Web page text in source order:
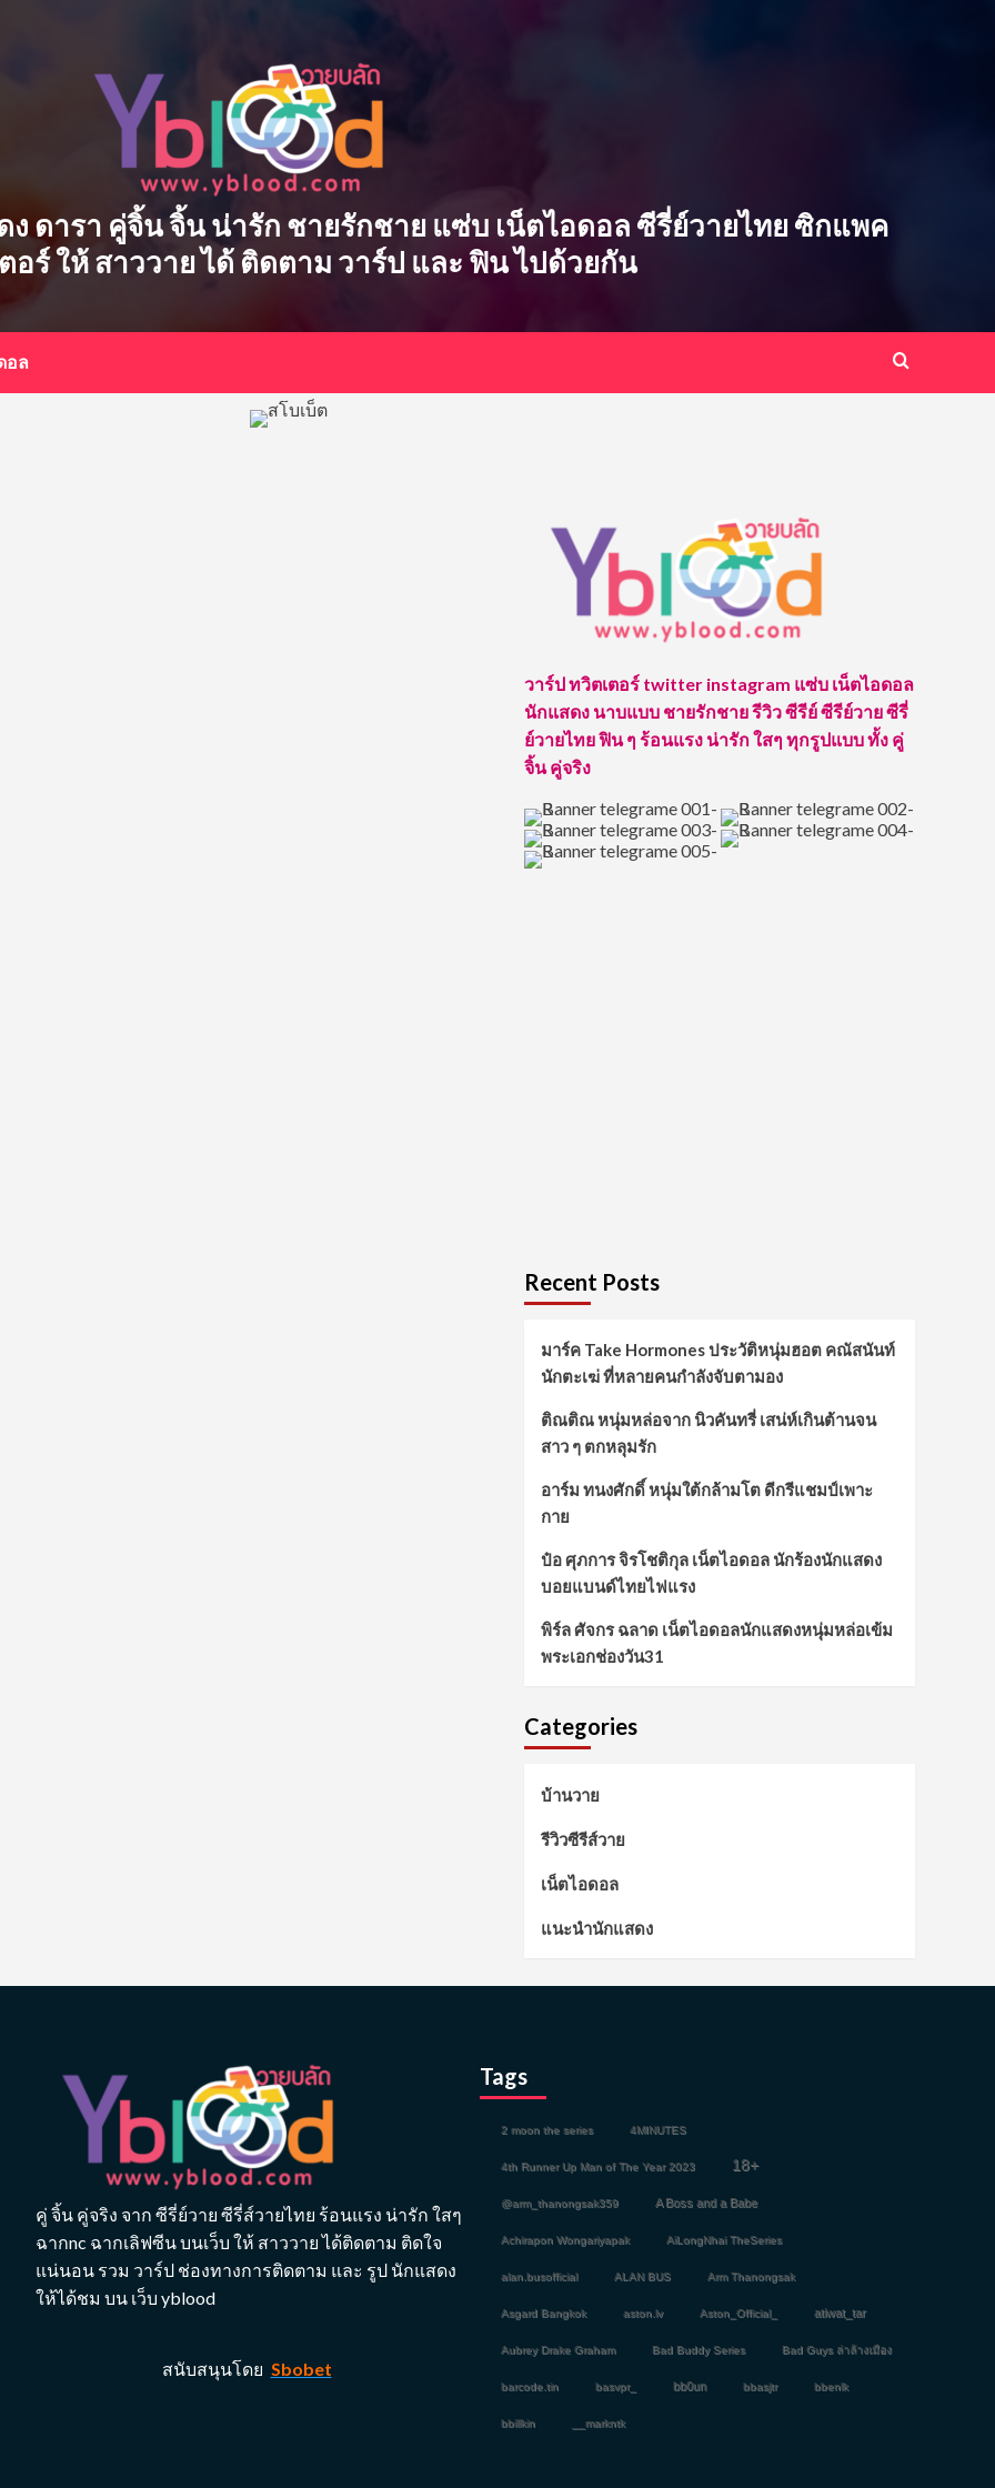
ดารา คู่จิ้น จิ้น น่ารัก ชายรักชาย แซ่บ เน็ตไอดอล ซีรี่ย์วายไทย ซิกแพค
อร์ ให้ สาววาย ได้ ติดตาม วาร์ป และ ฟิน ไปด้วยกัน
อล
วาร์ป ทวิตเตอร์ twitter instagram แซ่บ เน็ตไอดอล
นักแสดง นาบแบบ ชายรักชาย รีวิว ซีรีย์ ซีรีย์วาย ซีรี่
ย์วายไทย ฟิน ๆ ร้อนแรง น่ารัก ใสๆ ทุกรูปแบบ ทั้ง คู่
จิ้น คู่จริง
Recent Posts
มาร์ค Take Hormones ประวัติหนุ่มฮอต คณัสนันท์
นักตะเฆ่ ที่หลายคนกำลังจับตามอง
ติณติณ หนุ่มหล่อจาก นิวคันทรี่ เสน่ห์เกินต้านจน
สาว ๆ ตกหลุมรัก
อาร์ม ทนงศักดิ์ หนุ่มใต้กล้ามโต ดีกรีแชมป์เพาะ
กาย
ป๋อ ศุภการ จิรโชติกุล เน็ตไอดอล นักร้องนักแสดง
บอยแบนด์ไทยไฟแรง
พิร์ล ศัจกร ฉลาด เน็ตไอดอลนักแสดงหนุ่มหล่อเข้ม
พระเอกช่องวัน31
Categories
บ้านวาย
รีวิวซีรีส์วาย
เน็ตไอดอล
แนะนำนักแสดง
คู่ จิ้น คู่จริง จาก ซีรี่ย์วาย ซีรี่ส์วายไทย ร้อนแรง น่ารัก ใสๆ
ฉากnc ฉากเลิฟซีน บนเว็บ ให้ สาววาย ได้ติดตาม ติดใจ
แน่นอน รวม วาร์ป ช่องทางการติดตาม และ รูป นักแสดง
ให้ได้ชม บน เว็บ yblood
สนับสนุนโดย Sbobet
Tags
2 moon the series 4MINUTES
4th Runner Up Man of The Year 2023 18+
@arm_thanongsak359 A Boss and a Babe
Achirapon Wongariyapak AiLongNhai TheSeries
alan.busofficial ALAN BUS Arm Thanongsak
Asgard Bangkok aston.lv Aston_Official_ atiwat_tar
Aubrey Drake Graham Bad Buddy Series Bad Guys ล่าล้างเมือง
barcode.tin basvpr_ bb0un bbasjtr bbenlk
bbillkin __markntk